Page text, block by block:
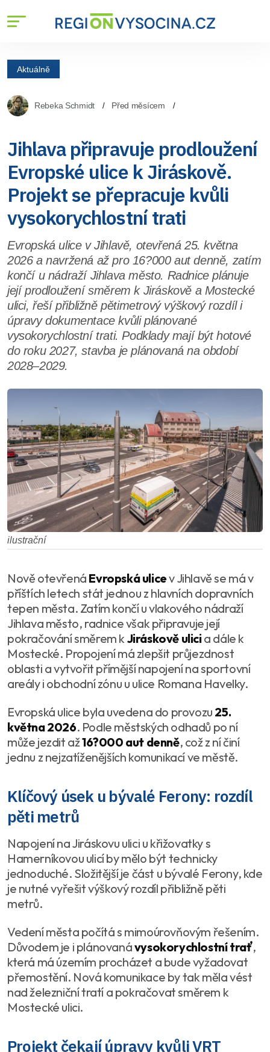
Aktuálně
Rebeka Schmidt Před měsícem
Jihlava připravuje prodloužení
Evropské ulice k Jiráskově.
Projekt se přepracuje kvůli
vysokorychlostní trati
Evropská ulice v Jihlavě, otevřená 25. května
2026 a navržená až pro 16?000 aut denně, zatím
končí u nádraží Jihlava město. Radnice plánuje
její prodloužení směrem k Jiráskově a Mostecké
ulici, řeší přibližně pětimetrový výškový rozdíl i
úpravy dokumentace kvůli plánované
vysokorychlostní trati. Podklady mají být hotové
do roku 2027, stavba je plánovaná na období
2028–2029.
ilustrační
Nově otevřená Evropská ulicev Jihlavě se má v
příštích letech stát jednou z hlavních dopravních
tepen města. Zatím končí u vlakového nádraží
Jihlava město, radnice však připravuje její
pokračování směrem k Jiráskově ulicia dále k
Mostecké. Propojení má zlepšit průjezdnost
oblasti a vytvořit přímější napojení na sportovní
areály i obchodní zónu u ulice Romana Havelky.
Evropská ulice byla uvedena do provozu 25.
května 2026. Podle městských odhadů po ní
může jezdit až16?000 aut denně, což z ní činí
jednu z nejzatíženějších komunikací ve městě.
Klíčový úsek u bývalé Ferony: rozdíl
pěti metrů
Napojení na Jiráskovu ulici u křižovatky s
Hamerníkovou ulicí by mělo být technicky
jednoduché. Složitější je část u bývalé Ferony, kde
je nutné vyřešit výškový rozdíl přibližně pěti
metrů.
Vedení města počítá s mimoúrovňovým řešením.
Důvodem je i plánovanávysokorychlostní trať,
která má územím procházet a bude vyžadovat
přemostění. Nová komunikace by tak měla vést
nad železniční tratí a pokračovat směrem k
Mostecké ulici.
Projekt čekají úpravy kvůli VRT